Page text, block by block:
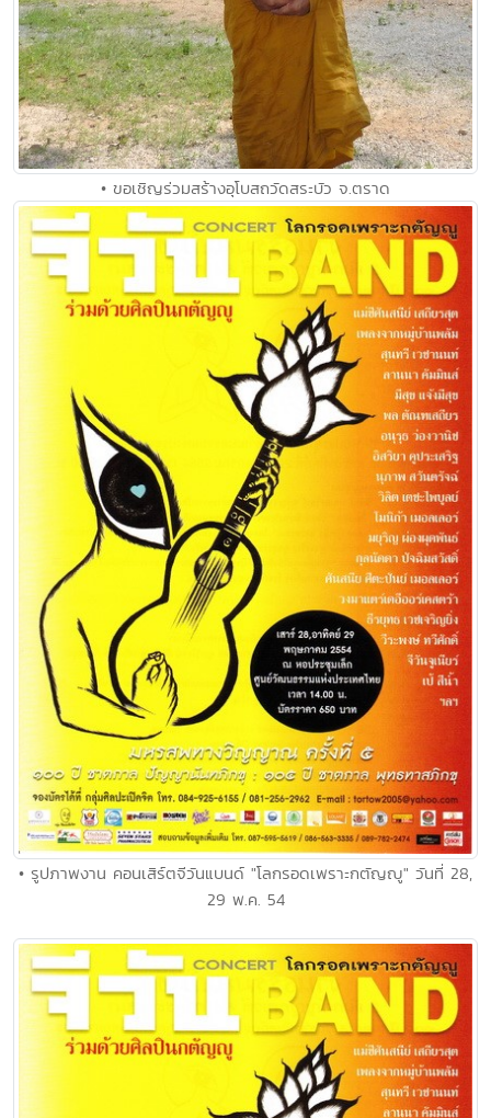
• ขอเชิญร่วมสร้างอุโบสถวัดสระบัว จ.ตราด
• รูปภาพงาน คอนเสิร์ตจีวันแบนด์ "โลกรอดเพราะกตัญญู" วันที่ 28,
29 พ.ค. 54